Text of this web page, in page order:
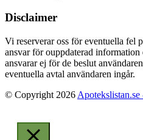
Disclaimer
Vi reserverar oss för eventuella fel
ansvar för ouppdaterad
ansvarar ej för de beslut
eventuella avtal användaren ingår.
© Copyright 2026